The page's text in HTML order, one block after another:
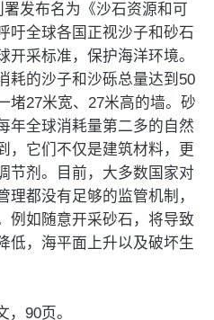
发布名为《沙石资源和可
吁全球各国正视沙子和砂石
采标准，保护海洋环境。
耗的沙子和沙砾总量达到50
堵27米宽、27米高的墙。砂
年全球消耗量第二多的自然
，它们不仅是建筑材料，更
节剂。目前，大多数国家对
都没有足够的监管机制，
例如随意开采砂石，将导致
低，海平面上升以及破坏生
90页。